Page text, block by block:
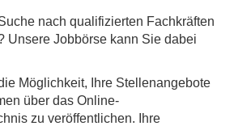
nach qualifizierten Fachkräften
Unsere Jobbörse kann Sie dabei
Möglichkeit, Ihre Stellenangebote
über das Online-
zu veröffentlichen. Ihre